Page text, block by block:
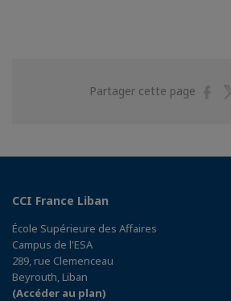
Partager cette page
CCI France Liban
École Supérieure des Affaires
Campus de l'ESA
289, rue Clemenceau
Beyrouth, Liban
(Accéder au plan)